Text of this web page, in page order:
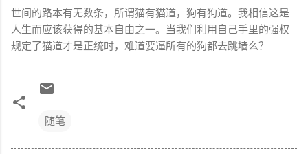
世间的路本有无数条，所谓猫有猫道，狗有狗道。我相信这是
人生而应该获得的基本自由之一。当我们利用自己手里的强权
规定了猫道才是正统时，难道要逼所有的狗都去跳墙么？
随笔